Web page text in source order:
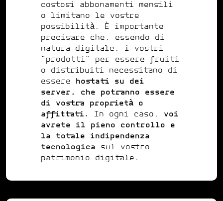
costosi abbonamenti mensili
o limitano le vostre
possibilità. È importante
precisare che, essendo di
natura digitale, i vostri
"prodotti" per essere fruiti
o distribuiti necessitano di
essere hostati su dei
server, che potranno essere
di vostra proprietà o
affittati.
In ogni caso, voi
avrete il pieno controllo e
la totale indipendenza
tecnologica sul vostro
patrimonio digitale.